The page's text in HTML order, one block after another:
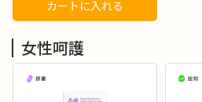
カートに入れる
女性呵護